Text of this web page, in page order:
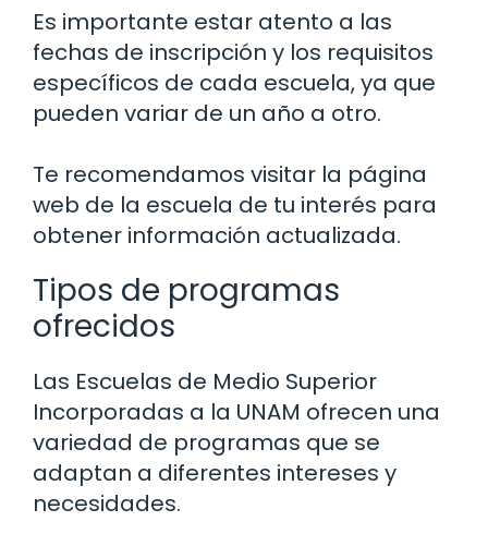
Es importante estar atento a las
fechas de inscripción y los requisitos
específicos de cada escuela, ya que
pueden variar de un año a otro.
Te recomendamos visitar la página
web de la escuela de tu interés para
obtener información actualizada.
Tipos de programas
ofrecidos
Las Escuelas de Medio Superior
Incorporadas a la UNAM ofrecen una
variedad de programas que se
adaptan a diferentes intereses y
necesidades.